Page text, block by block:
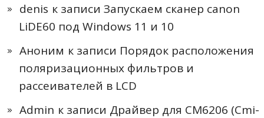
denis к записи Запускаем сканер canon
LiDE60 под Windows 11 и 10
Аноним к записи Порядок расположения
поляризационных фильтров и
рассеивателей в LCD
Admin к записи Драйвер для CM6206 (Cmi-